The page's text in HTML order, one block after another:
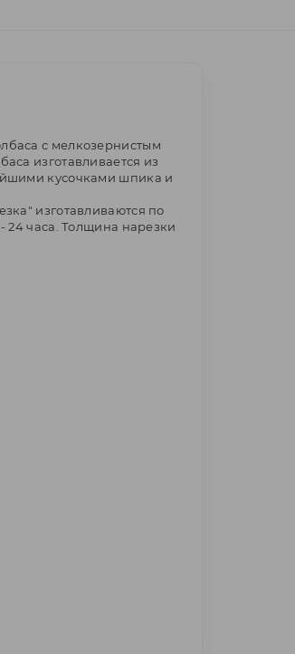
с мелкозернистым
изготавливается из
кусочками шпика и
изготавливаются по
24 часа. Толщина нарезки